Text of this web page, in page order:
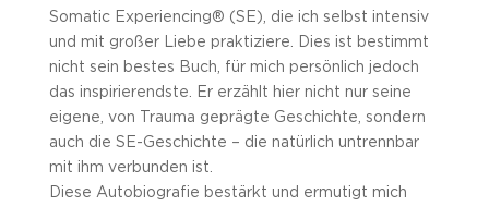
Somatic Experiencing® (SE), die ich selbst intensiv
und mit großer Liebe praktiziere. Dies ist bestimmt
nicht sein bestes Buch, für mich persönlich jedoch
das inspirierendste. Er erzählt hier nicht nur seine
eigene, von Trauma geprägte Geschichte, sondern
auch die SE-Geschichte – die natürlich untrennbar
mit ihm verbunden ist.
Diese Autobiografie bestärkt und ermutigt mich